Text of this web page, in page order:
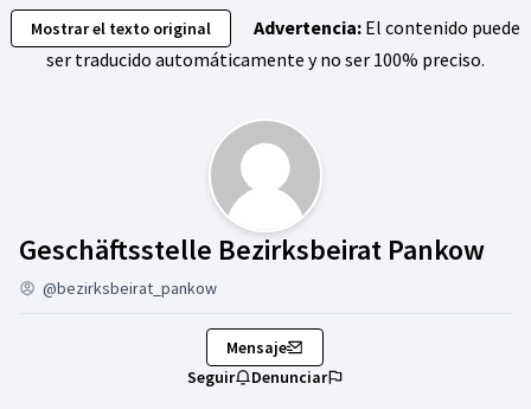
Mostrar el texto original Advertencia: El contenido puede
ser traducido automáticamente y no ser 100% preciso.
Geschäftsstelle Bezirksbeirat Pankow
@bezirksbeirat_pankow
Mensaje
Seguir
Denunciar